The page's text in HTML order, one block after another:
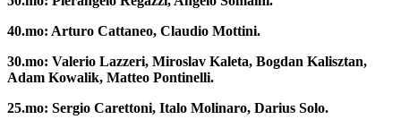
40.mo: Arturo Cattaneo, Claudio Mottini.
30.mo: Valerio Lazzeri, Miroslav Kaleta, Bogdan Kalisztan,
Adam Kowalik, Matteo Pontinelli.
25.mo: Sergio Carettoni, Italo Molinaro, Darius Solo.